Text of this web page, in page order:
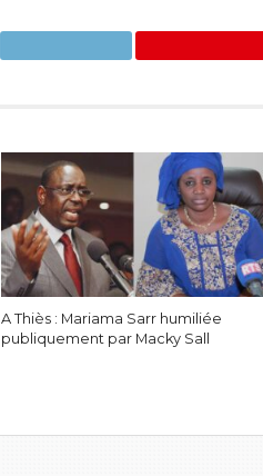
A Thiès : Mariama Sarr humiliée
publiquement par Macky Sall